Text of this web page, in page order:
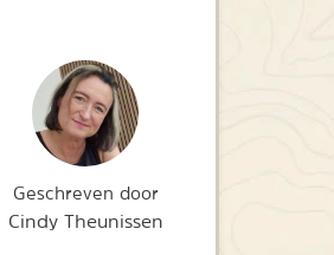
Geschreven door
Cindy Theunissen